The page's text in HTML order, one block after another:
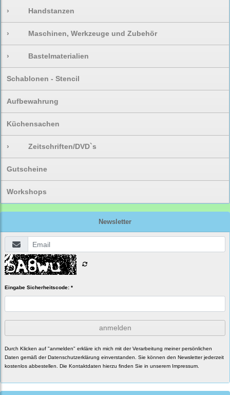
› Handstanzen
› Maschinen, Werkzeuge und Zubehör
› Bastelmaterialien
Schablonen - Stencil
Aufbewahrung
Küchensachen
› Zeitschriften/DVD`s
Gutscheine
Workshops
Newsletter
Eingabe Sicherheitscode: *
anmelden
Durch Klicken auf "anmelden" erkläre ich mich mit der Verarbeitung meiner persönlichen
Daten gemäß der Datenschutzerklärung einverstanden. Sie können den Newsletter jederzeit
kostenlos abbestellen. Die Kontaktdaten hierzu finden Sie in unserem Impressum.